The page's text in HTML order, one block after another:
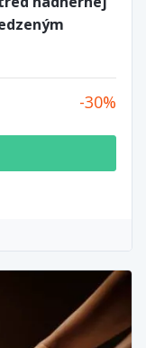
30